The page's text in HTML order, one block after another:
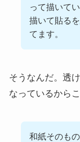
って描いてい
描いて貼る
てます。
そうなんだ。透
なっているから
和紙そのも